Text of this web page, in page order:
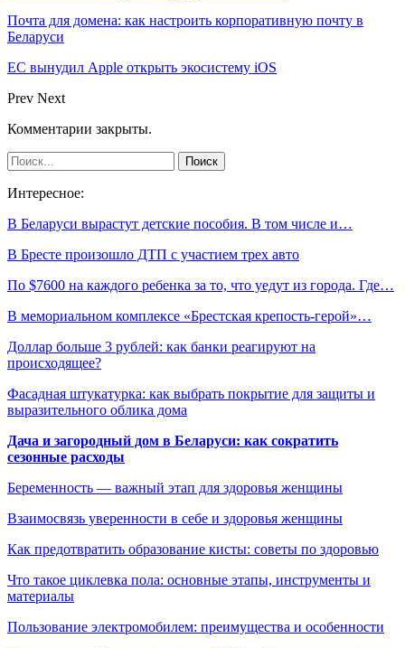
Почта для домена: как настроить корпоративную почту в
Беларуси
ЕС вынудил Apple открыть экосистему iOS
Prev Next
Комментарии закрыты.
Интересное:
В Беларуси вырастут детские пособия. В том числе и…
В Бресте произошло ДТП с участием трех авто
По $7600 на каждого ребенка за то, что уедут из города. Где…
В мемориальном комплексе «Брестская крепость-герой»…
Доллар больше 3 рублей: как банки реагируют на
происходящее?
Фасадная штукатурка: как выбрать покрытие для защиты и
выразительного облика дома
Дача и загородный дом в Беларуси: как сократить
сезонные расходы
Беременность — важный этап для здоровья женщины
Взаимосвязь уверенности в себе и здоровья женщины
Как предотвратить образование кисты: советы по здоровью
Что такое циклевка пола: основные этапы, инструменты и
материалы
Пользование электромобилем: преимущества и особенности